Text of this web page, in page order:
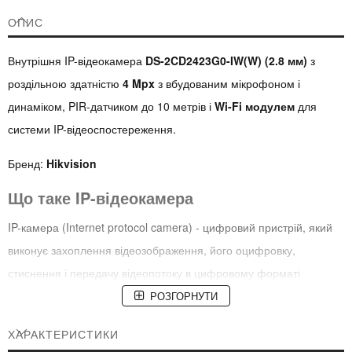
ОПИС
Внутрішня IP-відеокамера DS-2CD2423G0-IW(W) (2.8 мм) з
роздільною здатністю 4 Mpx з вбудованим мікрофоном і
динаміком, PIR-датчиком до 10 метрів і Wi-Fi модулем для
системи IP-відеоспостереження.
Бренд: Hikvision
Що таке IP-відеокамера
IP-камера (Internet protocol camera) - цифровий пристрій, який
виконує захоплення відеозображення, його оцифровку,
стиснення і передачу відеопотоку в цифровому форматі
мережею Ethernet (комп'ютерною мережею) з використанням
РОЗГОРНУТИ
ХАРАКТЕРИСТИКИ